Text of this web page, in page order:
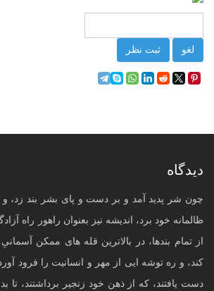
لغو ثبت نظر
دیدگاه
چون شر پدید آمد و بر دست و پای بشر بند زد، و
ظالمانه خود برد، اندیشه نیز بعنوان راهور راه
از تمام بندها، در بالاترین قله های ممکن
کند، و ره توشه ایی از مهر و انسانیت را فرود
دست یافتند، که از ذهن خود زنجیر برداشتند، تا